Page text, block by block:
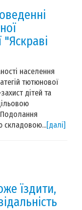
"Яскраві
населення
тютюнової
дітей та
складовою...[далі]
їздити,